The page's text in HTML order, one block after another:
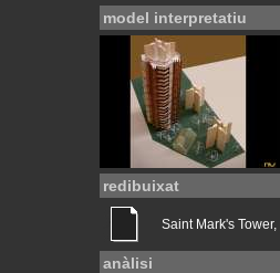
model interpretatiu
redibuixat
Saint Mark's
anàlisi